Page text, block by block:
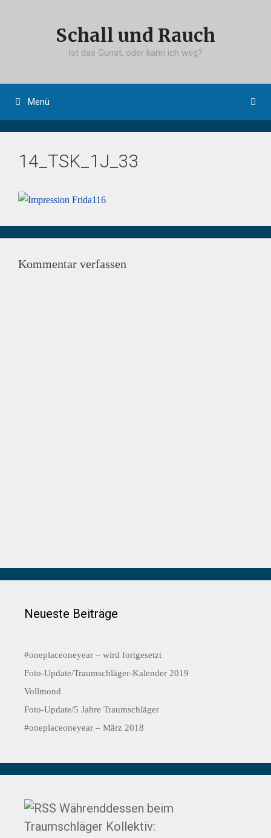
Schall und Rauch
Ist das Gunst, oder kann ich weg?
Menü
14_TSK_1J_33
Kommentar verfassen
Neueste Beiträge
#oneplaceoneyear – wird fortgesetzt
Foto-Update/Traumschläger-Kalender 2019
Vollmond
Foto-Update/5 Jahre Traumschläger
#oneplaceoneyear – März 2018
Währenddessen beim
Traumschläger Kollektiv: